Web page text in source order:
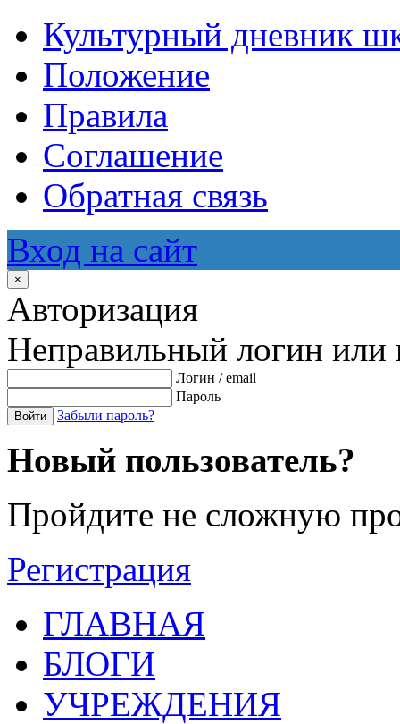
Культурный дневник
Положение
Правила
Соглашение
Обратная связь
Вход на сайт
×
Авторизация
Неправильный логин или
Логин / email
Пароль
Войти Забыли пароль?
Новый пользователь?
Пройдите не сложную
Регистрация
ГЛАВНАЯ
БЛОГИ
УЧРЕЖДЕНИЯ